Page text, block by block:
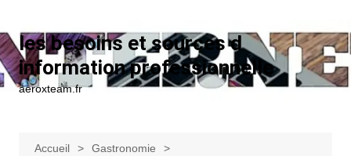
les besoins et sources d
information professionnelle
aeroxteam.fr
Accueil
Gastronomie